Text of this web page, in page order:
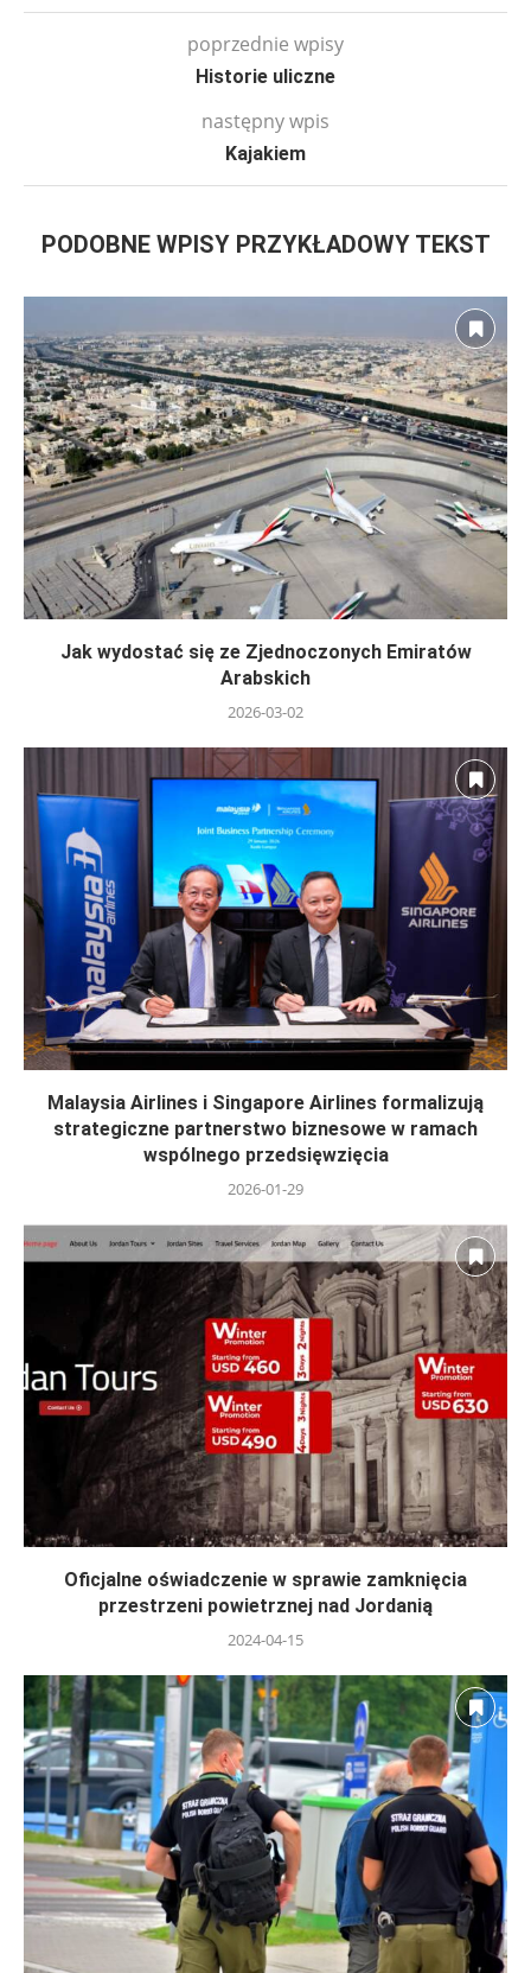
poprzednie wpisy
Historie uliczne
następny wpis
Kajakiem
PODOBNE WPISY PRZYKŁADOWY TEKST
Jak wydostać się ze Zjednoczonych Emiratów
Arabskich
2026-03-02
Malaysia Airlines i Singapore Airlines formalizują
strategiczne partnerstwo biznesowe w ramach
wspólnego przedsięwzięcia
2026-01-29
Oficjalne oświadczenie w sprawie zamknięcia
przestrzeni powietrznej nad Jordanią
2024-04-15